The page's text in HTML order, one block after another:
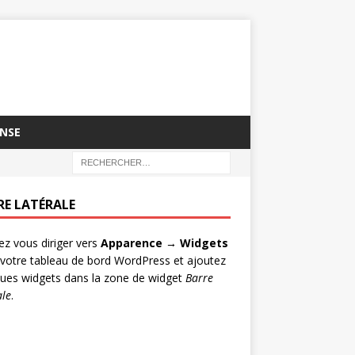
LATÉRALE
vous diriger vers Apparence → Widgets
tableau de bord WordPress et ajoutez
widgets dans la zone de widget Barre
.